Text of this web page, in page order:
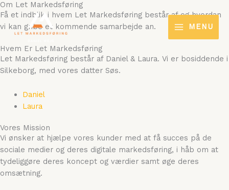
Gå
til
indholdet
MENU
Om Let Markedsføring
Få et indblik i hvem Let Markedsføring består af og hvordan
vi kan gribe et kommende samarbejde an.
Hvem Er Let Markedsføring
Let Markedsføring består af Daniel & Laura. Vi er bosiddende i
Silkeborg, med vores datter Søs.
Daniel
Laura
Vores Mission
Vi ønsker at hjælpe vores kunder med at få succes på de
sociale medier og deres digitale markedsføring, i håb om at
tydeliggøre deres koncept og værdier samt øge deres
omsætning.